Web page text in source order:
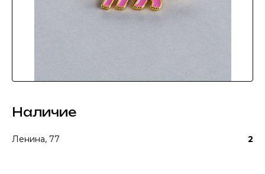
Наличие
Ленина, 77 2